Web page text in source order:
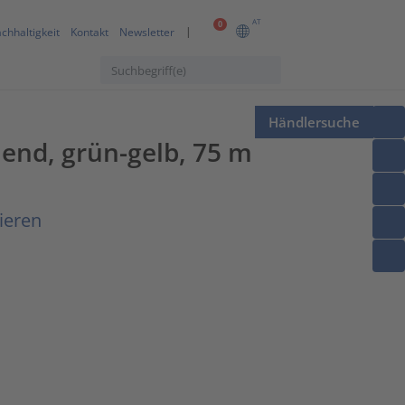
0 AT
Kontakt Newsletter
Händlersuche
grün-gelb, 75 m